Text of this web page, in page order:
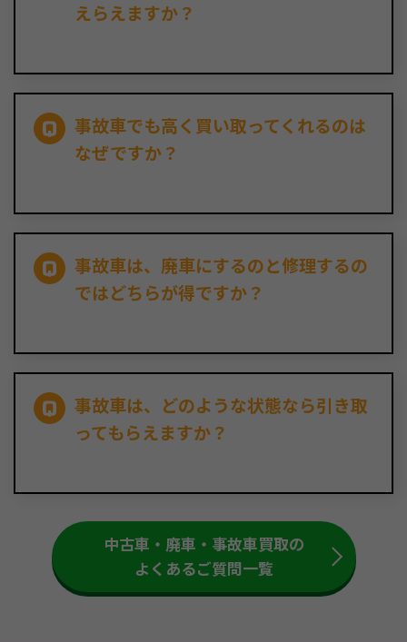
えらえますか？
事故車でも高く買い取ってくれるのは
なぜですか？
事故車は、廃車にするのと修理するの
ではどちらが得ですか？
事故車は、どのような状態なら引き取
ってもらえますか？
中古車・廃車・事故車買取の
よくあるご質問一覧